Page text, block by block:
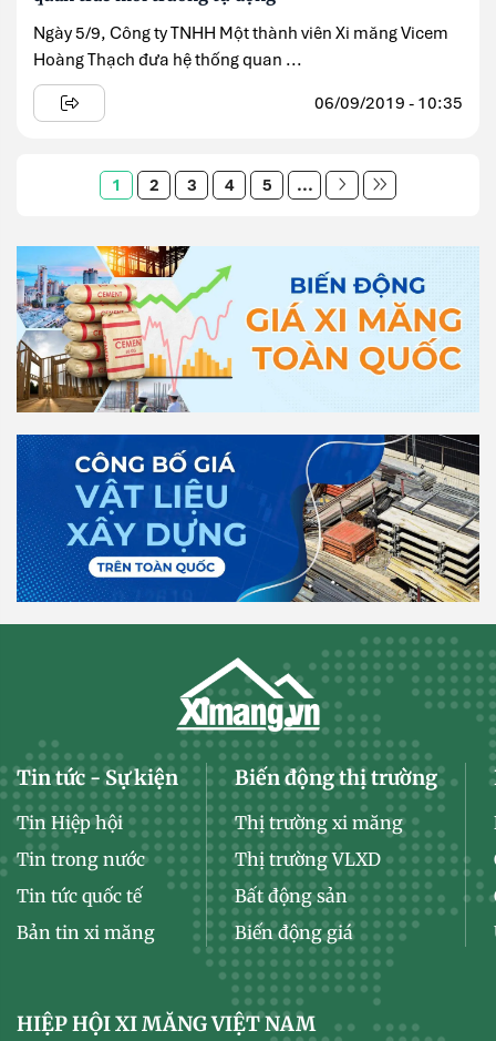
Ngày 5/9, Công ty TNHH Một thành viên Xi măng Vicem
Hoàng Thạch đưa hệ thống quan ...
06/09/2019 - 10:35
1 2 3 4 5 ...
Tin tức - Sự kiện
Tin Hiệp hội
Tin trong nước
Tin tức quốc tế
Bản tin xi măng
Biến động thị trường
Thị trường xi măng
Thị trường VLXD
Bất động sản
Biến động giá
HIỆP HỘI XI MĂNG VIỆT NAM